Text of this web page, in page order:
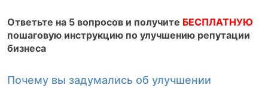
Ответьте на 5 вопросов и получите БЕСПЛАТНУЮ
пошаговую инструкцию по улучшению репутации
бизнеса
Почему вы задумались об улучшении